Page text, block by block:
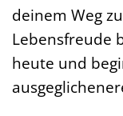
deinem Weg
Lebensfreude
heute und